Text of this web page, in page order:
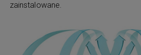
zainstalowane.